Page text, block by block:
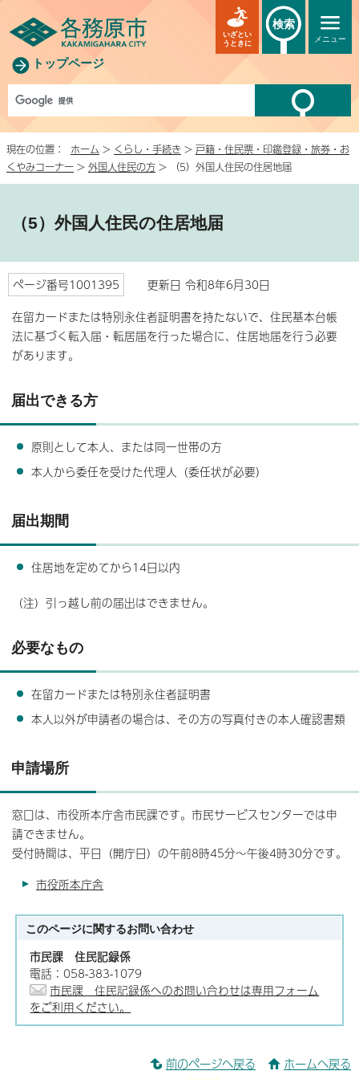
トップページ
メニュー
いざとい
うときに
検索
現在の位置： ホーム > くらし・手続き > 戸籍・住民票・印鑑登録・旅券・お
くやみコーナー > 外国人住民の方 > （5）外国人住民の住居地届
（5）外国人住民の住居地届
ページ番号1001395
更新日 令和8年6月30日
在留カードまたは特別永住者証明書を持たないで、住民基本台帳
法に基づく転入届・転居届を行った場合に、住居地届を行う必要
があります。
届出できる方
原則として本人、または同一世帯の方
本人から委任を受けた代理人（委任状が必要）
届出期間
住居地を定めてから14日以内
（注）引っ越し前の届出はできません。
必要なもの
在留カードまたは特別永住者証明書
本人以外が申請者の場合は、その方の写真付きの本人確認書類
申請場所
窓口は、市役所本庁舎市民課です。市民サービスセンターでは申
請できません。
受付時間は、平日（開庁日）の午前8時45分～午後4時30分です。
市役所本庁舎
このページに関するお問い合わせ
市民課 住民記録係
電話：058-383-1079
市民課 住民記録係へのお問い合わせは専用フォーム
をご利用ください。
前のページへ戻る ホームへ戻る